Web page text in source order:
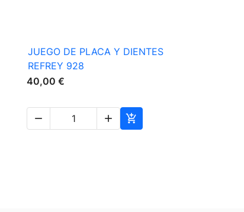
 Vista rápida
JUEGO DE PLACA Y DIENTES
REFREY 928
40,00 €
  